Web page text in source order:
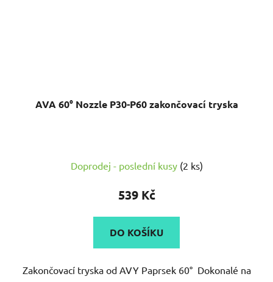
AVA 60° Nozzle P30-P60 zakončovací tryska
Doprodej - poslední kusy (2 ks)
539 Kč
DO KOŠÍKU
Zakončovací tryska od AVY Paprsek 60° Dokonalé na